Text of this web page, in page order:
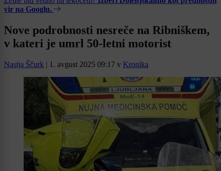
vir na Googlu.
Nove podrobnosti nesreče na Ribniškem,
v kateri je umrl 50-letni motorist
Nastja Ščurk | 1. avgust 2025 09:17 v Kronika